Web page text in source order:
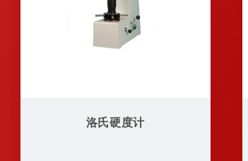
洛氏硬度计